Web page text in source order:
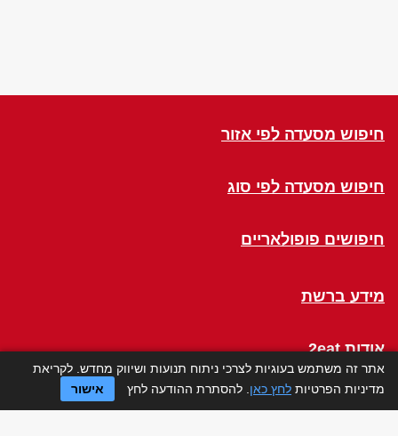
חיפוש מסעדה לפי אזור
חיפוש מסעדה לפי סוג
חיפושים פופולאריים
מידע ברשת
אודות 2eat
Click a Table
אתר זה משתמש בעוגיות לצרכי ניתוח תנועות ושיווק מחדש. לקריאת
מדיניות הפרטיות לחץ כאן . להסתרת ההודעה לחץ אישור